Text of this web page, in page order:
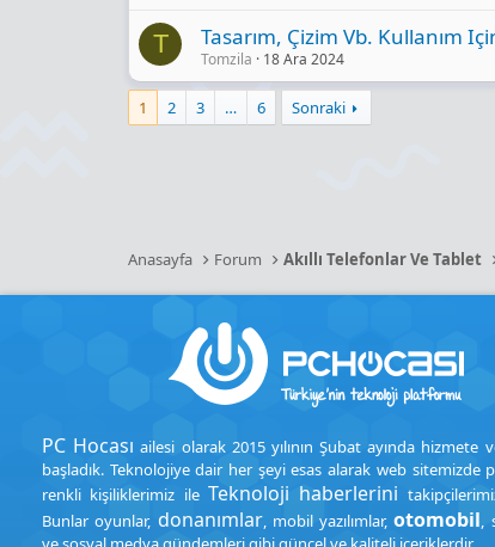
T Tasarım, Çizim Vb. Kullanım
Tomzila 18 Ara 2024
1 2 3 … 6 Sonraki
Anasayfa Forum Akıllı Telefonlar Ve Tablet
PC Hocası ailesi olarak 2015 yılının Şubat ayında hizmete
başladık. Teknolojiye dair her şeyi esas alarak web sitemizde
renkli kişiliklerimiz ile Teknoloji haberlerini
Bunlar oyunlar, donanımlar, mobil yazılımlar,otomobil,